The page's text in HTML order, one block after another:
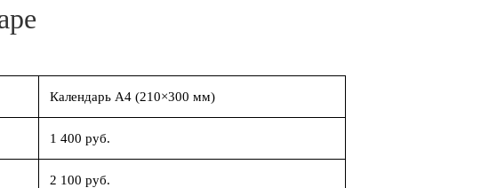
Календарь А4 (210×300 мм)
1 400 руб.
2 100 руб.